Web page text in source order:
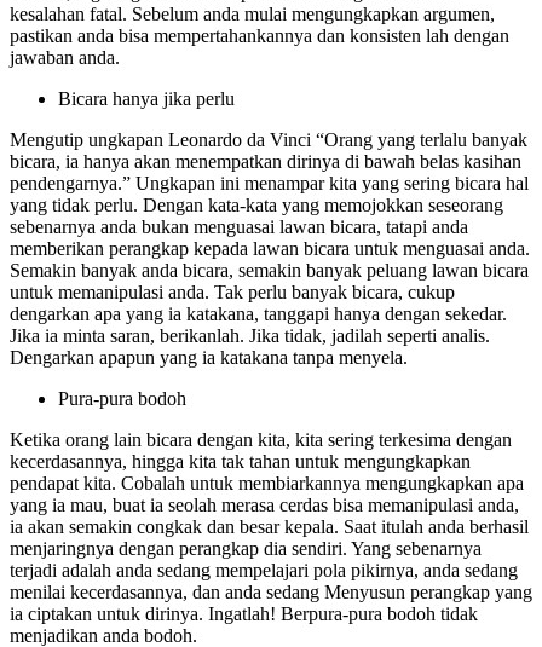
kesalahan fatal. Sebelum anda mulai mengungkapkan argumen,
pastikan anda bisa mempertahankannya dan konsisten lah dengan
jawaban anda.
Bicara hanya jika perlu
Mengutip ungkapan Leonardo da Vinci “Orang yang terlalu banyak
bicara, ia hanya akan menempatkan dirinya di bawah belas kasihan
pendengarnya.” Ungkapan ini menampar kita yang sering bicara hal
yang tidak perlu. Dengan kata-kata yang memojokkan seseorang
sebenarnya anda bukan menguasai lawan bicara, tatapi anda
memberikan perangkap kepada lawan bicara untuk menguasai anda.
Semakin banyak anda bicara, semakin banyak peluang lawan bicara
untuk memanipulasi anda. Tak perlu banyak bicara, cukup
dengarkan apa yang ia katakana, tanggapi hanya dengan sekedar.
Jika ia minta saran, berikanlah. Jika tidak, jadilah seperti analis.
Dengarkan apapun yang ia katakana tanpa menyela.
Pura-pura bodoh
Ketika orang lain bicara dengan kita, kita sering terkesima dengan
kecerdasannya, hingga kita tak tahan untuk mengungkapkan
pendapat kita. Cobalah untuk membiarkannya mengungkapkan apa
yang ia mau, buat ia seolah merasa cerdas bisa memanipulasi anda,
ia akan semakin congkak dan besar kepala. Saat itulah anda berhasil
menjaringnya dengan perangkap dia sendiri. Yang sebenarnya
terjadi adalah anda sedang mempelajari pola pikirnya, anda sedang
menilai kecerdasannya, dan anda sedang Menyusun perangkap yang
ia ciptakan untuk dirinya. Ingatlah! Berpura-pura bodoh tidak
menjadikan anda bodoh.